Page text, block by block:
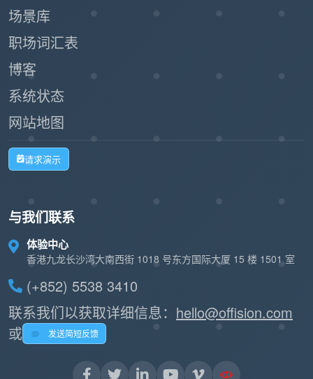
场景库
职场词汇表
博客
系统状态
网站地图
请求演示
与我们联系
体验中心
香港九龙长沙湾大南西街 1018 号东方国际大厦 15 楼 1501 室
(+852) 5538 3410
联系我们以获取详细信息： hello@offision.com
或
发送简短反馈